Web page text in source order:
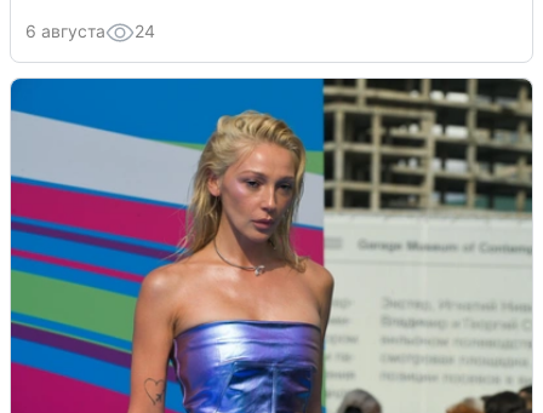
6 августа 24